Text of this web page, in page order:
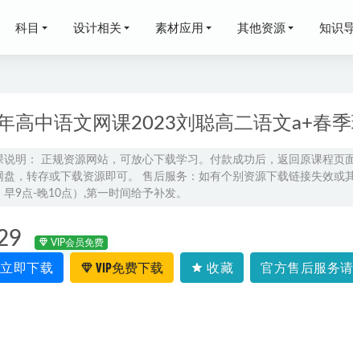
科目 设计相关 素材应用 其他资源 知识
高中语文网课2023刘聪高二语文a+春
说明： 正规资源网站，可放心下载学习。付款成功后，返回原课程
盘，转存或下载资源即可。 售后服务：如有个别资源下载链接失效或
早9点-晚10点）,第一时间给予补发。
VIP会员免费
立即下载 VIP免费下载 收藏 官方售后服务
上学期秋季班 2025-12-31
二三轮复习寒春班视频教程+讲义
张鹏高中生物教程
习暑秋班 2024-04-11